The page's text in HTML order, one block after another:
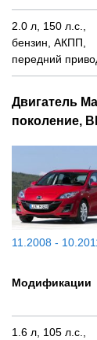
2.0 л, 150 л.с.,
бензин, АКПП,
передний
Двигатель
поколение,
11.2008 -
Модификации
1.6 л, 105 л.с.,